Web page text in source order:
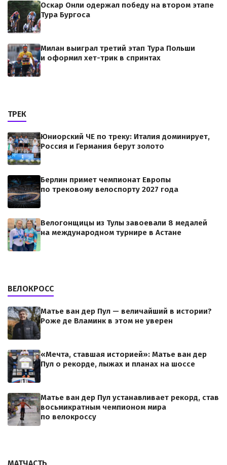
Оскар Онли одержал победу на втором этапе
Тура Бургоса
Милан выиграл третий этап Тура Польши
и оформил хет-трик в спринтах
ТРЕК
Юниорский ЧЕ по треку: Италия доминирует,
Россия и Германия берут золото
Берлин примет чемпионат Европы
по трековому велоспорту 2027 года
Велогонщицы из Тулы завоевали 8 медалей
на международном турнире в Астане
ВЕЛОКРОСС
Матье ван дер Пул — величайший в истории?
Роже де Вламинк в этом не уверен
«Мечта, ставшая историей»: Матье ван дер
Пул о рекорде, лыжах и планах на шоссе
Матье ван дер Пул устанавливает рекорд, став
восьмикратным чемпионом мира
по велокроссу